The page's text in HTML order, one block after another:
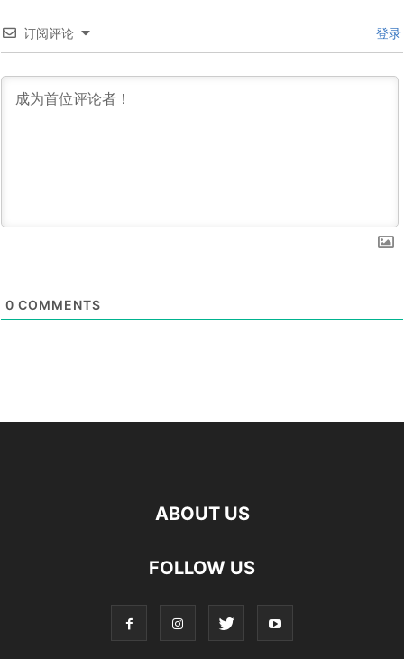
订阅评论 登录
0 COMMENTS
ABOUT US
FOLLOW US